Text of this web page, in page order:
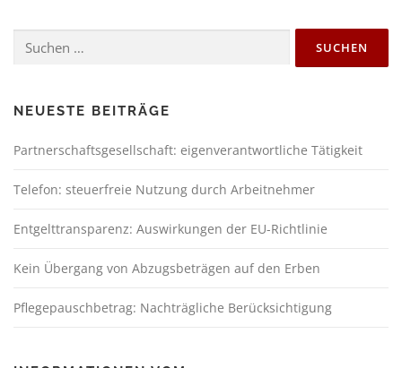
NEUESTE BEITRÄGE
Partnerschaftsgesellschaft: eigenverantwortliche Tätigkeit
Telefon: steuerfreie Nutzung durch Arbeitnehmer
Entgelttransparenz: Auswirkungen der EU-Richtlinie
Kein Übergang von Abzugsbeträgen auf den Erben
Pflegepauschbetrag: Nachträgliche Berücksichtigung